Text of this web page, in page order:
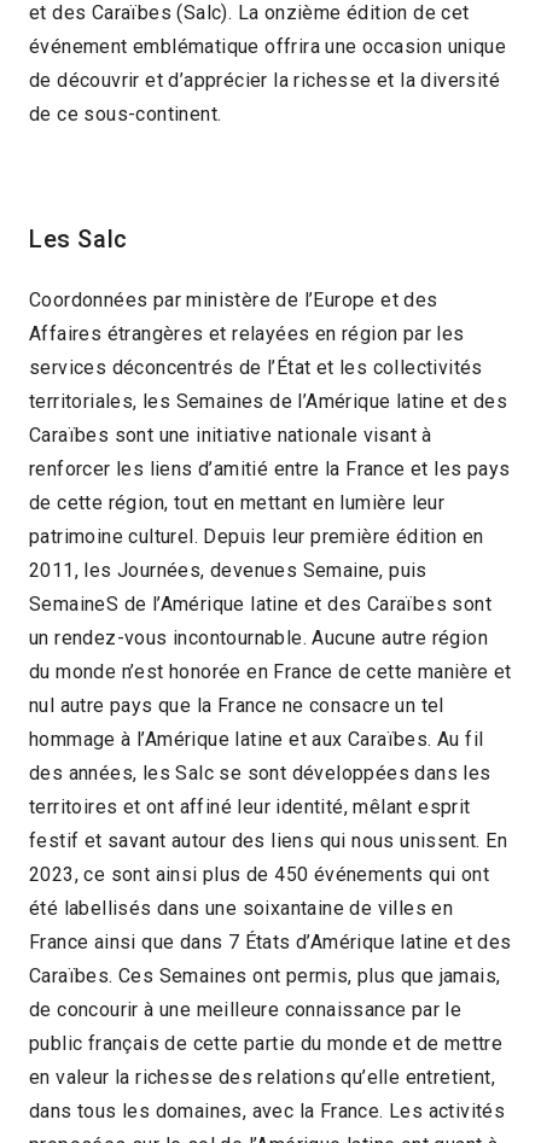
et des Caraïbes (Salc). La onzième édition de cet
événement emblématique offrira une occasion unique
de découvrir et d’apprécier la richesse et la diversité
de ce sous-continent.
Les Salc
Coordonnées par ministère de l’Europe et des
Affaires étrangères et relayées en région par les
services déconcentrés de l’État et les collectivités
territoriales, les Semaines de l’Amérique latine et des
Caraïbes sont une initiative nationale visant à
renforcer les liens d’amitié entre la France et les pays
de cette région, tout en mettant en lumière leur
patrimoine culturel. Depuis leur première édition en
2011, les Journées, devenues Semaine, puis
SemaineS de l’Amérique latine et des Caraïbes sont
un rendez-vous incontournable. Aucune autre région
du monde n’est honorée en France de cette manière et
nul autre pays que la France ne consacre un tel
hommage à l’Amérique latine et aux Caraïbes. Au fil
des années, les Salc se sont développées dans les
territoires et ont affiné leur identité, mêlant esprit
festif et savant autour des liens qui nous unissent. En
2023, ce sont ainsi plus de 450 événements qui ont
été labellisés dans une soixantaine de villes en
France ainsi que dans 7 États d’Amérique latine et des
Caraïbes. Ces Semaines ont permis, plus que jamais,
de concourir à une meilleure connaissance par le
public français de cette partie du monde et de mettre
en valeur la richesse des relations qu’elle entretient,
dans tous les domaines, avec la France. Les activités